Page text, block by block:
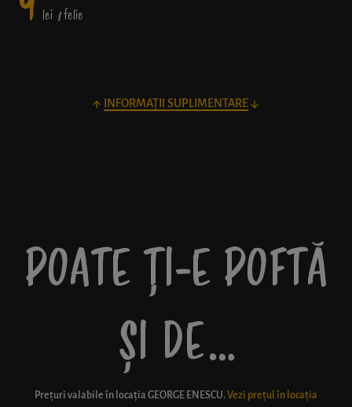
lei / felie
INFORMAȚII SUPLIMENTARE
POATE ȚI-E POFTĂ
ȘI DE…
Prețuri valabile în locația GEORGE ENESCU. Vezi prețul în locația